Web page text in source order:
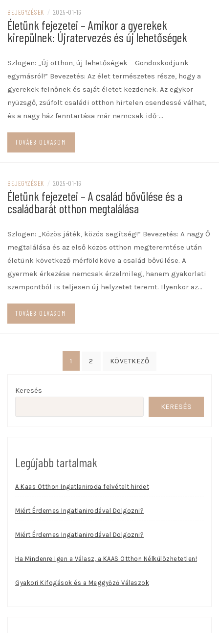
BEJEGYZÉSEK / 2025-01-16
Életünk fejezetei – Amikor a gyerekek
kirepülnek: Újratervezés és új lehetőségek
Szlogen: „Új otthon, új lehetőségek – Gondoskodjunk
egymásról!” Bevezetés: Az élet természetes része, hogy a
gyerekek felnőnek és saját életet kezdenek. Az egykor
nyüzsgő, zsúfolt családi otthon hirtelen csendessé válhat,
és a nagy ház fenntartása már nemcsak idő-…
TOVÁBB OLVASOM
BEJEGYZÉSEK / 2025-01-16
Életünk fejezetei – A család bővülése és a
családbarát otthon megtalálása
Szlogen: „Közös játék, közös segítség!” Bevezetés: A nagy Ő
megtalálása és az első közös otthon megteremtése után
életünk következő mérföldköve a család bővülése. A
gyermek érkezése nemcsak érzelmileg, hanem gyakorlati
szempontból is teljesen új helyzetet teremt. Ilyenkor az…
TOVÁBB OLVASOM
1 2 KÖVETKEZŐ
Keresés
KERESÉS
Legújabb tartalmak
A Kaas Otthon Ingatlaniroda felvételt hirdet
Miért Érdemes Ingatlanirodával Dolgozni?
Miért Érdemes Ingatlanirodával Dolgozni?
Ha Mindenre Igen a Válasz, a KAAS Otthon Nélkülözhetetlen!
Gyakori Kifogások és a Meggyőző Válaszok